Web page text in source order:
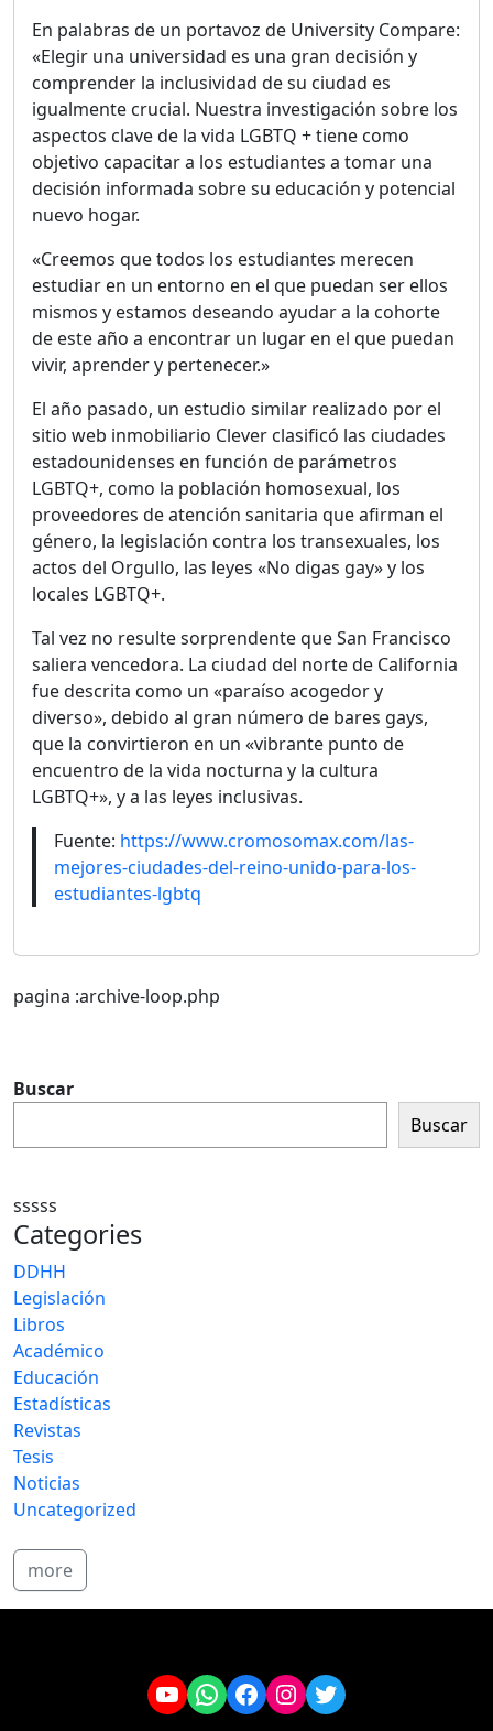
En palabras de un portavoz de University Compare:
«Elegir una universidad es una gran decisión y
comprender la inclusividad de su ciudad es
igualmente crucial. Nuestra investigación sobre los
aspectos clave de la vida LGBTQ + tiene como
objetivo capacitar a los estudiantes a tomar una
decisión informada sobre su educación y potencial
nuevo hogar.
«Creemos que todos los estudiantes merecen
estudiar en un entorno en el que puedan ser ellos
mismos y estamos deseando ayudar a la cohorte
de este año a encontrar un lugar en el que puedan
vivir, aprender y pertenecer.»
El año pasado, un estudio similar realizado por el
sitio web inmobiliario Clever clasificó las ciudades
estadounidenses en función de parámetros
LGBTQ+, como la población homosexual, los
proveedores de atención sanitaria que afirman el
género, la legislación contra los transexuales, los
actos del Orgullo, las leyes «No digas gay» y los
locales LGBTQ+.
Tal vez no resulte sorprendente que San Francisco
saliera vencedora. La ciudad del norte de California
fue descrita como un «paraíso acogedor y
diverso», debido al gran número de bares gays,
que la convirtieron en un «vibrante punto de
encuentro de la vida nocturna y la cultura
LGBTQ+», y a las leyes inclusivas.
Fuente: https://www.cromosomax.com/las-
mejores-ciudades-del-reino-unido-para-los-
estudiantes-lgbtq
pagina :archive-loop.php
Buscar
Buscar
sssss
Categories
DDHH
Legislación
Libros
Académico
Educación
Estadísticas
Revistas
Tesis
Noticias
Uncategorized
more
YouTube WhatsApp Facebook Instagram Twitter